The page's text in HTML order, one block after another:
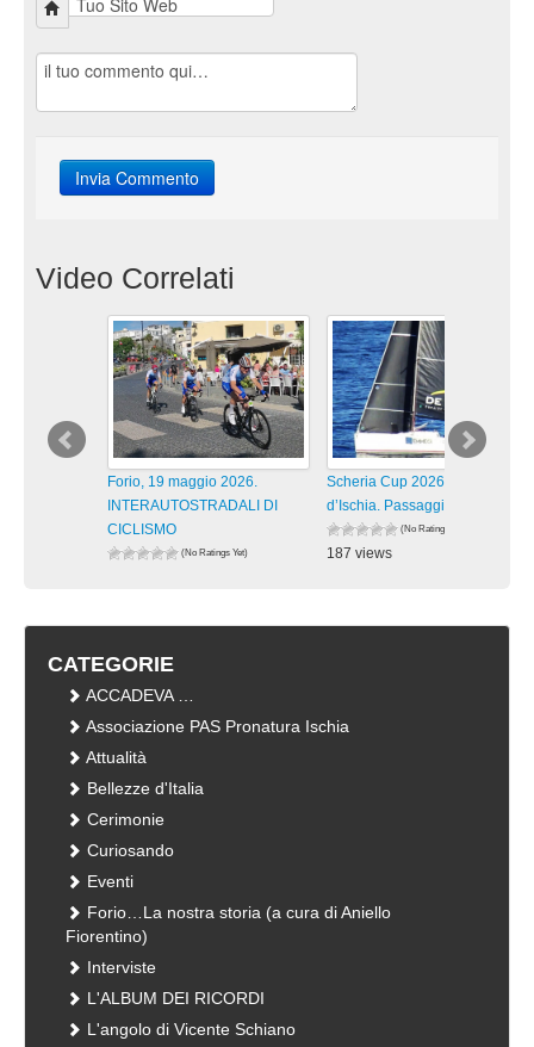
Video Correlati
Forio, 19 maggio 2026.
INTERAUTOSTRADALI DI
CICLISMO
(No Ratings Yet)
Scheria Cup 2026 Isola
d’Ischia. Passaggi lungo la
(No Ratings Yet)
187 views
CATEGORIE
ACCADEVA …
Associazione PAS Pronatura Ischia
Attualità
Bellezze d'Italia
Cerimonie
Curiosando
Eventi
Forio…La nostra storia (a cura di Aniello
Fiorentino)
Interviste
L'ALBUM DEI RICORDI
L'angolo di Vicente Schiano